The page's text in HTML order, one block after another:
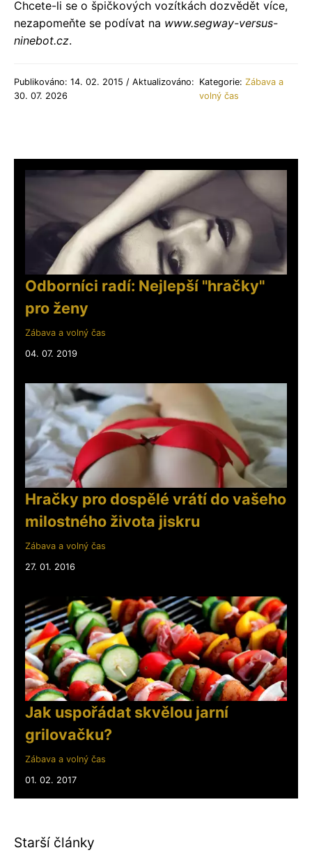
Chcete-li se o špičkových vozítkách dozvědět více,
nezapomeňte se podívat na www.segway-versus-
ninebot.cz.
Publikováno: 14. 02. 2015 / Aktualizováno:
30. 07. 2026
Kategorie: Zábava a
volný čas
Odborníci radí: Nejlepší "hračky"
pro ženy
Zábava a volný čas
04. 07. 2019
Hračky pro dospělé vrátí do vašeho
milostného života jiskru
Zábava a volný čas
27. 01. 2016
Jak uspořádat skvělou jarní
grilovačku?
Zábava a volný čas
01. 02. 2017
Starší články